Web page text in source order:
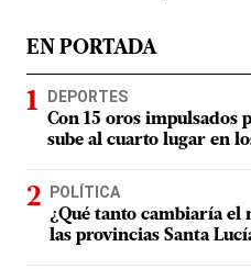
EN PORTADA
DEPORTES
Con 15 oros impulsados
sube al cuarto lugar en
POLÍTICA
¿Qué tanto cambiaría el
las provincias Santa